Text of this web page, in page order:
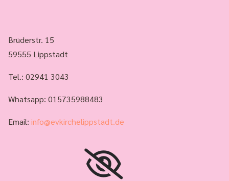
Brüderstr. 15
59555 Lippstadt
Tel.: 02941 3043
Whatsapp: 015735988483
Email: info@evkirchelippstadt.de